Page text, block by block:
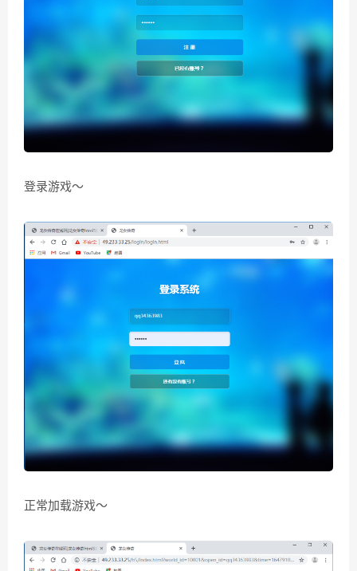
登录游戏～
正常加载游戏～